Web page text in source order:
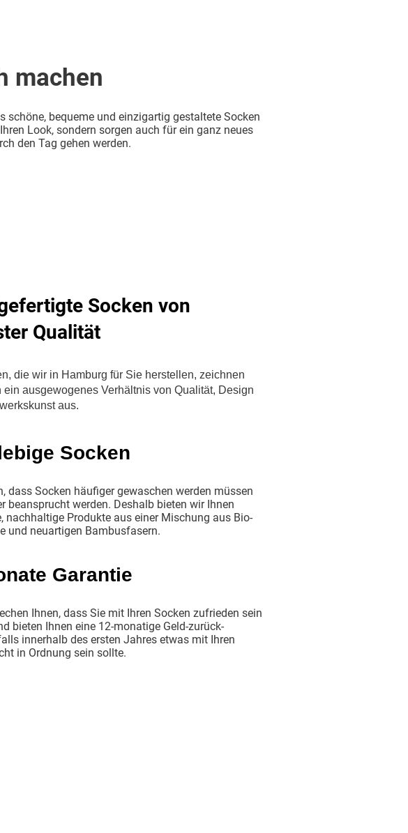
machen
schöne, bequeme und einzigartig gestaltete Socken
Look, sondern sorgen auch für ein ganz neues
den Tag gehen werden.
Socken von
Qualität
die wir in Hamburg für Sie herstellen, zeichnen
ein ausgewogenes Verhältnis von Qualität, Design
aus.
Socken
dass Socken häufiger gewaschen werden müssen
beansprucht werden. Deshalb bieten wir Ihnen
nachhaltige Produkte aus einer Mischung aus Bio-
und neuartigen Bambusfasern.
Garantie
Ihnen, dass Sie mit Ihren Socken zufrieden sein
bieten Ihnen eine 12-monatige Geld-zurück-
innerhalb des ersten Jahres etwas mit Ihren
in Ordnung sein sollte.